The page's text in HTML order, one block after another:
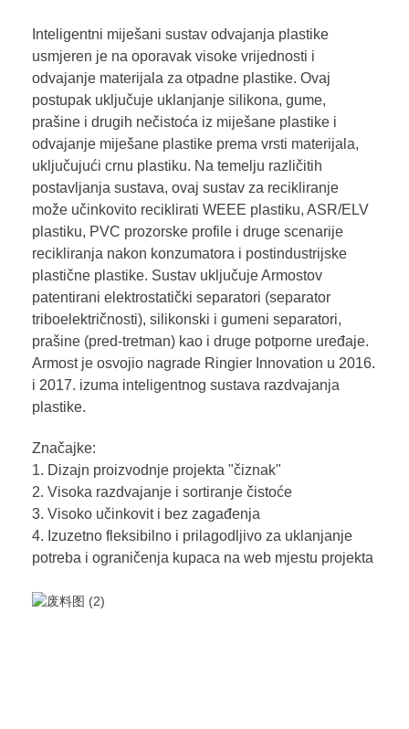
Inteligentni miješani sustav odvajanja plastike
usmjeren je na oporavak visoke vrijednosti i
odvajanje materijala za otpadne plastike. Ovaj
postupak uključuje uklanjanje silikona, gume,
prašine i drugih nečistoća iz miješane plastike i
odvajanje miješane plastike prema vrsti materijala,
uključujući crnu plastiku. Na temelju različitih
postavljanja sustava, ovaj sustav za recikliranje
može učinkovito reciklirati WEEE plastiku, ASR/ELV
plastiku, PVC prozorske profile i druge scenarije
recikliranja nakon konzumatora i postindustrijske
plastične plastike. Sustav uključuje Armostov
patentirani elektrostatički separatori (separator
triboelektričnosti), silikonski i gumeni separatori,
prašine (pred-tretman) kao i druge potporne uređaje.
Armost je osvojio nagrade Ringier Innovation u 2016.
i 2017. izuma inteligentnog sustava razdvajanja
plastike.
Značajke:
1. Dizajn proizvodnje projekta "čiznak"
2. Visoka razdvajanje i sortiranje čistoće
3. Visoko učinkovit i bez zagađenja
4. Izuzetno fleksibilno i prilagodljivo za uklanjanje
potreba i ograničenja kupaca na web mjestu projekta